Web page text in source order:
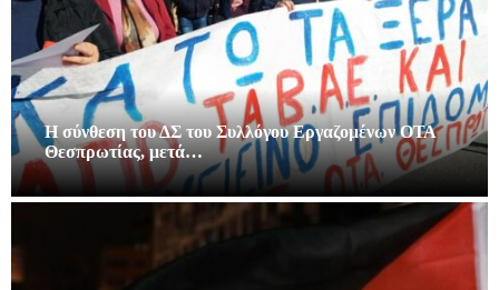
Η σύνθεση του ΔΣ του Συλλόγου Εργαζομένων ΟΤΑ
Θεσπρωτίας, μετά…